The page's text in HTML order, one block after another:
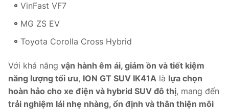
VinFast VF7
MG ZS EV
Toyota Corolla Cross Hybrid
Với khả năng vận hành êm ái, giảm ồn và tiết kiệm
năng lượng tối ưu, ION GT SUV IK41A là lựa chọn
hoàn hảo cho xe điện và hybrid SUV đô thị, mang đến
trải nghiệm lái nhẹ nhàng, ổn định và thân thiện môi